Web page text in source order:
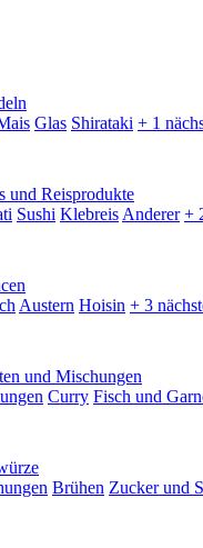
Glas Shirataki + 1
und Reisprodukte
Sushi Klebreis Anderer +
Austern Hoisin + 3
und Mischungen
Curry Fisch und
Brühen Zucker und